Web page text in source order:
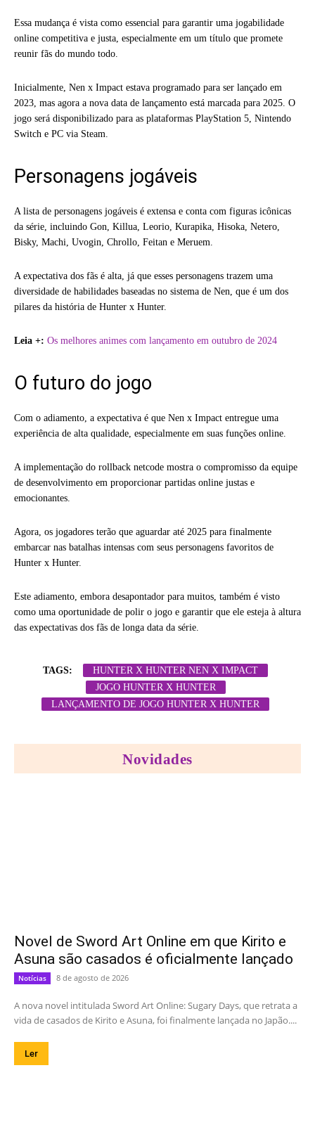
Essa mudança é vista como essencial para garantir uma jogabilidade
online competitiva e justa, especialmente em um título que promete
reunir fãs do mundo todo.
Inicialmente, Nen x Impact estava programado para ser lançado em
2023, mas agora a nova data de lançamento está marcada para 2025. O
jogo será disponibilizado para as plataformas PlayStation 5, Nintendo
Switch e PC via Steam.
Personagens jogáveis
A lista de personagens jogáveis é extensa e conta com figuras icônicas
da série, incluindo Gon, Killua, Leorio, Kurapika, Hisoka, Netero,
Bisky, Machi, Uvogin, Chrollo, Feitan e Meruem.
A expectativa dos fãs é alta, já que esses personagens trazem uma
diversidade de habilidades baseadas no sistema de Nen, que é um dos
pilares da história de Hunter x Hunter.
Leia +: Os melhores animes com lançamento em outubro de 2024
O futuro do jogo
Com o adiamento, a expectativa é que Nen x Impact entregue uma
experiência de alta qualidade, especialmente em suas funções online.
A implementação do rollback netcode mostra o compromisso da equipe
de desenvolvimento em proporcionar partidas online justas e
emocionantes.
Agora, os jogadores terão que aguardar até 2025 para finalmente
embarcar nas batalhas intensas com seus personagens favoritos de
Hunter x Hunter.
Este adiamento, embora desapontador para muitos, também é visto
como uma oportunidade de polir o jogo e garantir que ele esteja à altura
das expectativas dos fãs de longa data da série.
TAGS:
HUNTER X HUNTER NEN X IMPACT
JOGO HUNTER X HUNTER
LANÇAMENTO DE JOGO HUNTER X HUNTER
Novidades
Novel de Sword Art Online em que Kirito e
Asuna são casados é oficialmente lançado
Notícias 8 de agosto de 2026
A nova novel intitulada Sword Art Online: Sugary Days, que retrata a
vida de casados de Kirito e Asuna, foi finalmente lançada no Japão....
Ler